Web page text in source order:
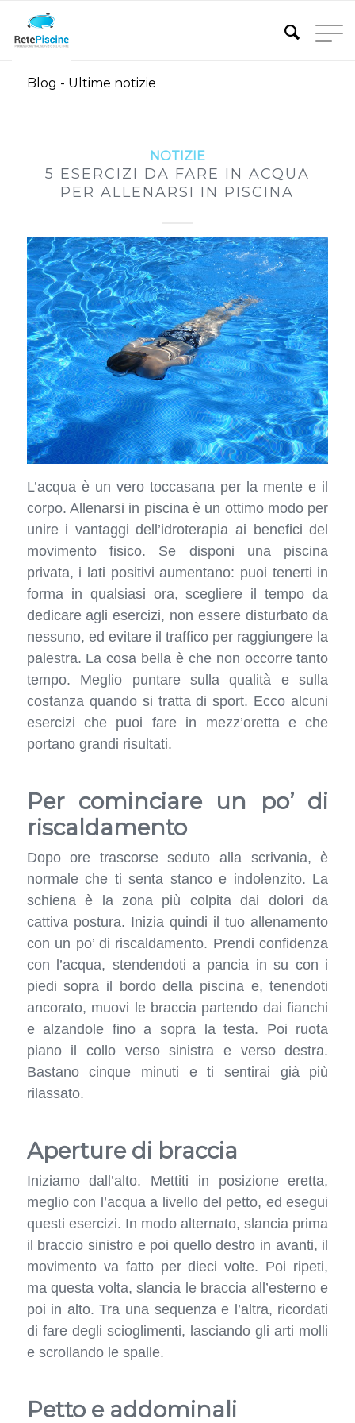
Blog - Ultime notizie
NOTIZIE
5 ESERCIZI DA FARE IN ACQUA
PER ALLENARSI IN PISCINA
L’acqua è un vero toccasana per la mente e il
corpo. Allenarsi in piscina è un ottimo modo per
unire i vantaggi dell’idroterapia ai benefici del
movimento fisico. Se disponi una piscina
privata, i lati positivi aumentano: puoi tenerti in
forma in qualsiasi ora, scegliere il tempo da
dedicare agli esercizi, non essere disturbato da
nessuno, ed evitare il traffico per raggiungere la
palestra. La cosa bella è che non occorre tanto
tempo. Meglio puntare sulla qualità e sulla
costanza quando si tratta di sport. Ecco alcuni
esercizi che puoi fare in mezz’oretta e che
portano grandi risultati.
Per cominciare un po’ di
riscaldamento
Dopo ore trascorse seduto alla scrivania, è
normale che ti senta stanco e indolenzito. La
schiena è la zona più colpita dai dolori da
cattiva postura. Inizia quindi il tuo allenamento
con un po’ di riscaldamento. Prendi confidenza
con l’acqua, stendendoti a pancia in su con i
piedi sopra il bordo della piscina e, tenendoti
ancorato, muovi le braccia partendo dai fianchi
e alzandole fino a sopra la testa. Poi ruota
piano il collo verso sinistra e verso destra.
Bastano cinque minuti e ti sentirai già più
rilassato.
Aperture di braccia
Iniziamo dall’alto. Mettiti in posizione eretta,
meglio con l’acqua a livello del petto, ed esegui
questi esercizi. In modo alternato, slancia prima
il braccio sinistro e poi quello destro in avanti, il
movimento va fatto per dieci volte. Poi ripeti,
ma questa volta, slancia le braccia all’esterno e
poi in alto. Tra una sequenza e l’altra, ricordati
di fare degli scioglimenti, lasciando gli arti molli
e scrollando le spalle.
Petto e addominali